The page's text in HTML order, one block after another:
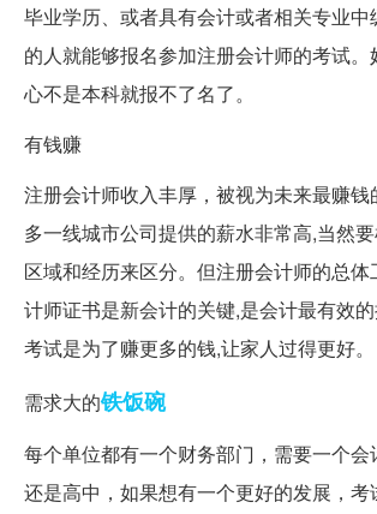
毕业学历、或者具有会计或者相关专业
的人就能够报名参加注册会计师的考试。
心不是本科就报不了名了。
有钱赚
注册会计师收入丰厚，被视为未来最赚
多一线城市公司提供的薪水非常高,当然要
区域和经历来区分。但注册会计师的总体
计师证书是新会计的关键,是会计最有效
考试是为了赚更多的钱,让家人过得更好。
需求大的铁饭碗
每个单位都有一个财务部门，需要一个会
还是高中，如果想有一个更好的发展，考